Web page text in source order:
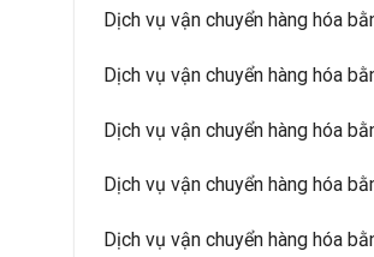
Dịch vụ vận chuyển hàng hóa
Dịch vụ vận chuyển hàng hóa
Dịch vụ vận chuyển hàng hóa
Dịch vụ vận chuyển hàng hóa
Dịch vụ vận chuyển hàng hóa